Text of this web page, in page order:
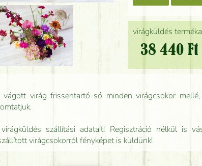
virágküldés
38 440 Ft
virág frissentartó-só minden virágcsokor
szállítási adatait! Regisztráció nélkül is
virágcsokorról fényképet is küldünk!